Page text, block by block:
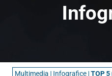
Multimedia | Infografice |TOP